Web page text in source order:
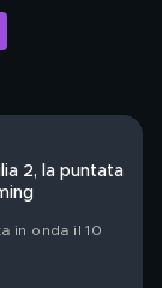
2, la puntata
in onda il 10